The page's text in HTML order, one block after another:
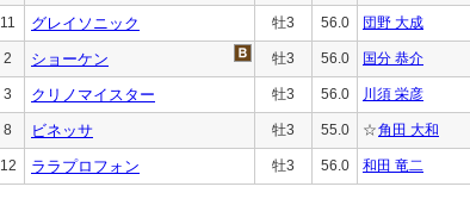
11 グレイソニック 牡3 56.0 団野 大成
2 ショーケン 牡3 56.0 国分 恭介
3 クリノマイスター 牡3 56.0 川須 栄彦
8 ビネッサ 牡3 55.0 ☆角田 大和
12 ララプロフォン 牡3 56.0 和田 竜二